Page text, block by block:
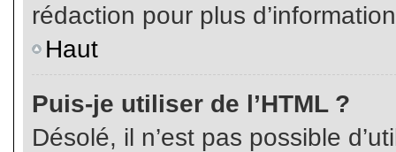
rédaction pour plus
Haut
Puis-je utiliser de l’HTML ?
Désolé, il n’est pas possible